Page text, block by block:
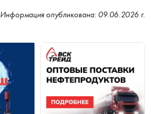
Информация опубликована: 09.06.2026 г.